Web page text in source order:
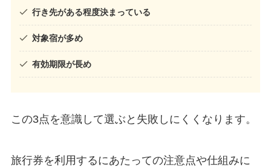
行き先がある程度決まっている
対象宿が多め
有効期限が長め
この3点を意識して選ぶと失敗しにくくなります。
旅行券を利用するにあたっての注意点や仕組みに